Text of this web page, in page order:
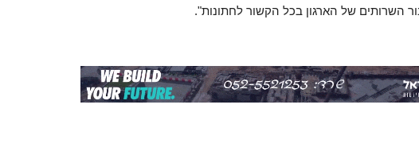
השרותים של הארגון בכל הקשור לחתונות".